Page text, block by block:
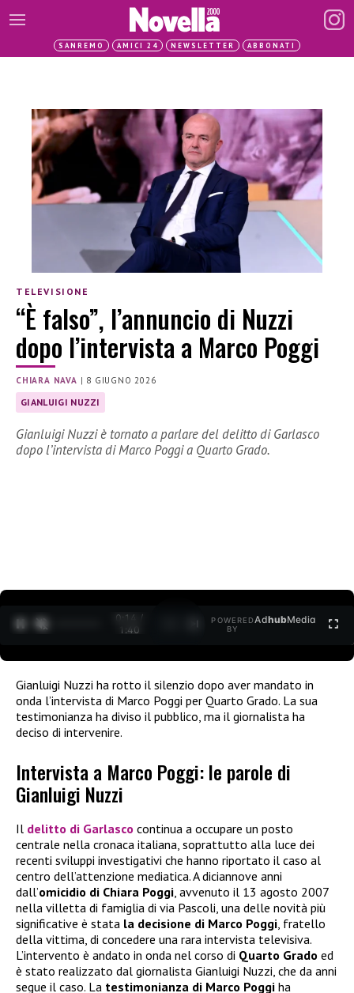
SANREMO AMICI 24 NEWSLETTER ABBONATI
TELEVISIONE
“È falso”, l’annuncio di Nuzzi
dopo l’intervista a Marco Poggi
CHIARA NAVA | 8 GIUGNO 2026
GIANLUIGI NUZZI
Gianluigi Nuzzi è tornato a parlare del delitto di Garlasco
dopo l’intervista di Marco Poggi a Quarto Grado.
0:15 /
1:40
POWERED
BY
AdhubMedia
Gianluigi Nuzzi ha rotto il silenzio dopo aver mandato in
onda l’intervista di Marco Poggi per Quarto Grado. La sua
testimonianza ha diviso il pubblico, ma il giornalista ha
deciso di intervenire.
Intervista a Marco Poggi: le parole di
Gianluigi Nuzzi
Il delitto di Garlasco continua a occupare un posto
centrale nella cronaca italiana, soprattutto alla luce dei
recenti sviluppi investigativi che hanno riportato il caso al
centro dell’attenzione mediatica. A diciannove anni
dall’omicidio di Chiara Poggi, avvenuto il 13 agosto 2007
nella villetta di famiglia di via Pascoli, una delle novità più
significative è stata la decisione di Marco Poggi, fratello
della vittima, di concedere una rara intervista televisiva.
L’intervento è andato in onda nel corso di Quarto Grado ed
è stato realizzato dal giornalista Gianluigi Nuzzi, che da anni
segue il caso. La testimonianza di Marco Poggi ha